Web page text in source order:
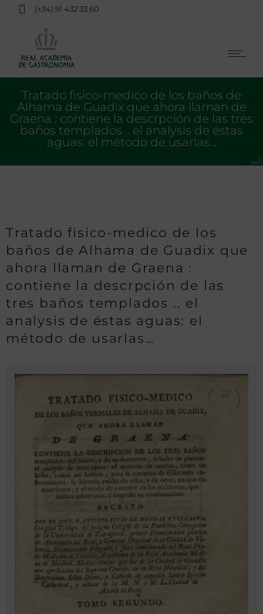
(+34) 91 432 33 60
Tratado fisico-medico de los baños de
Alhama de Guadix que ahora llaman de
Graena : contiene la descrpción de las tres
baños templados .. el analysis de éstas
aguas: el método de usarlas…
Tratado fisico-medico de los
baños de Alhama de Guadix que
ahora llaman de Graena :
contiene la descrpción de las
tres baños templados .. el
analysis de éstas aguas: el
método de usarlas…